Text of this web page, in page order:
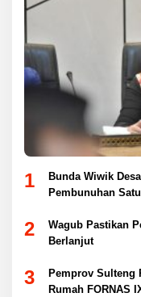
1
Bunda Wiwik
Pembunuhan
2
Wagub Pastikan
Berlanjut
3
Pemprov Sulteng
Rumah FORNAS